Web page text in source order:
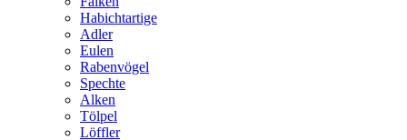
Habichtartige
Adler
Eulen
Rabenvögel
Spechte
Alken
Tölpel
Löffler